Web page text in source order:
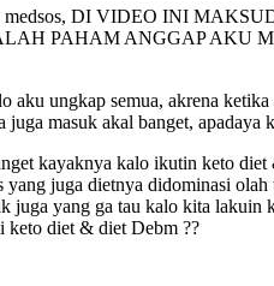
via medsos, DI VIDEO INI
PAHAM ANGGAP AKU
aku ungkap semua, akrena
masuk akal banget,
kayaknya kalo ikutin keto
juga dietnya didominasi
yang ga tau kalo kita lakuin
keto diet & diet Debm ??